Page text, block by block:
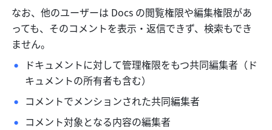
なお、他のユーザーは Docs の閲覧権限や編集権限があ
っても、そのコメントを表示・返信できず、検索もでき
ません。
ドキュメントに対して管理権限をもつ共同編集者（ド
キュメントの所有者も含む）
コメントでメンションされた共同編集者
コメント対象となる内容の編集者